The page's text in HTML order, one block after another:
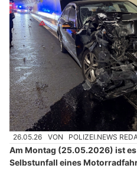
26.05.26 VON POLIZEI.NEWS
Am Montag (25.05.2026) ist
Selbstunfall eines